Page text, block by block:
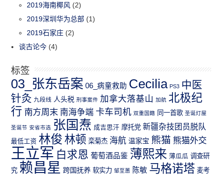
2019海南椰风 (2)
2019深圳华为总部 (1)
2019石家庄 (2)
谈古论今 (4)
标签
03_张东岳案 06_病童救助 Cecilia PS3 中医
针灸 九段线 人头税 刑事案件 加拿大落基山 加航 北极纪
行 南方周末 南海争端 卡车司机 双重国籍 同一首歌 圣诞灯屋
圣诞节 安省市选 张国焘 成吉思汗 摩托党 新疆杂技团员脱队
最低工资 林俊 林顿 栾菊杰 海航 温家宝 熊猫 熊猫外交
王立军 白求恩 葡萄酒品鉴 薄熙来 薄瓜瓜 调查研
究 赖昌星 跨国抚养 软实力 邹至蕙 陈敏 马格诺塔 麦考